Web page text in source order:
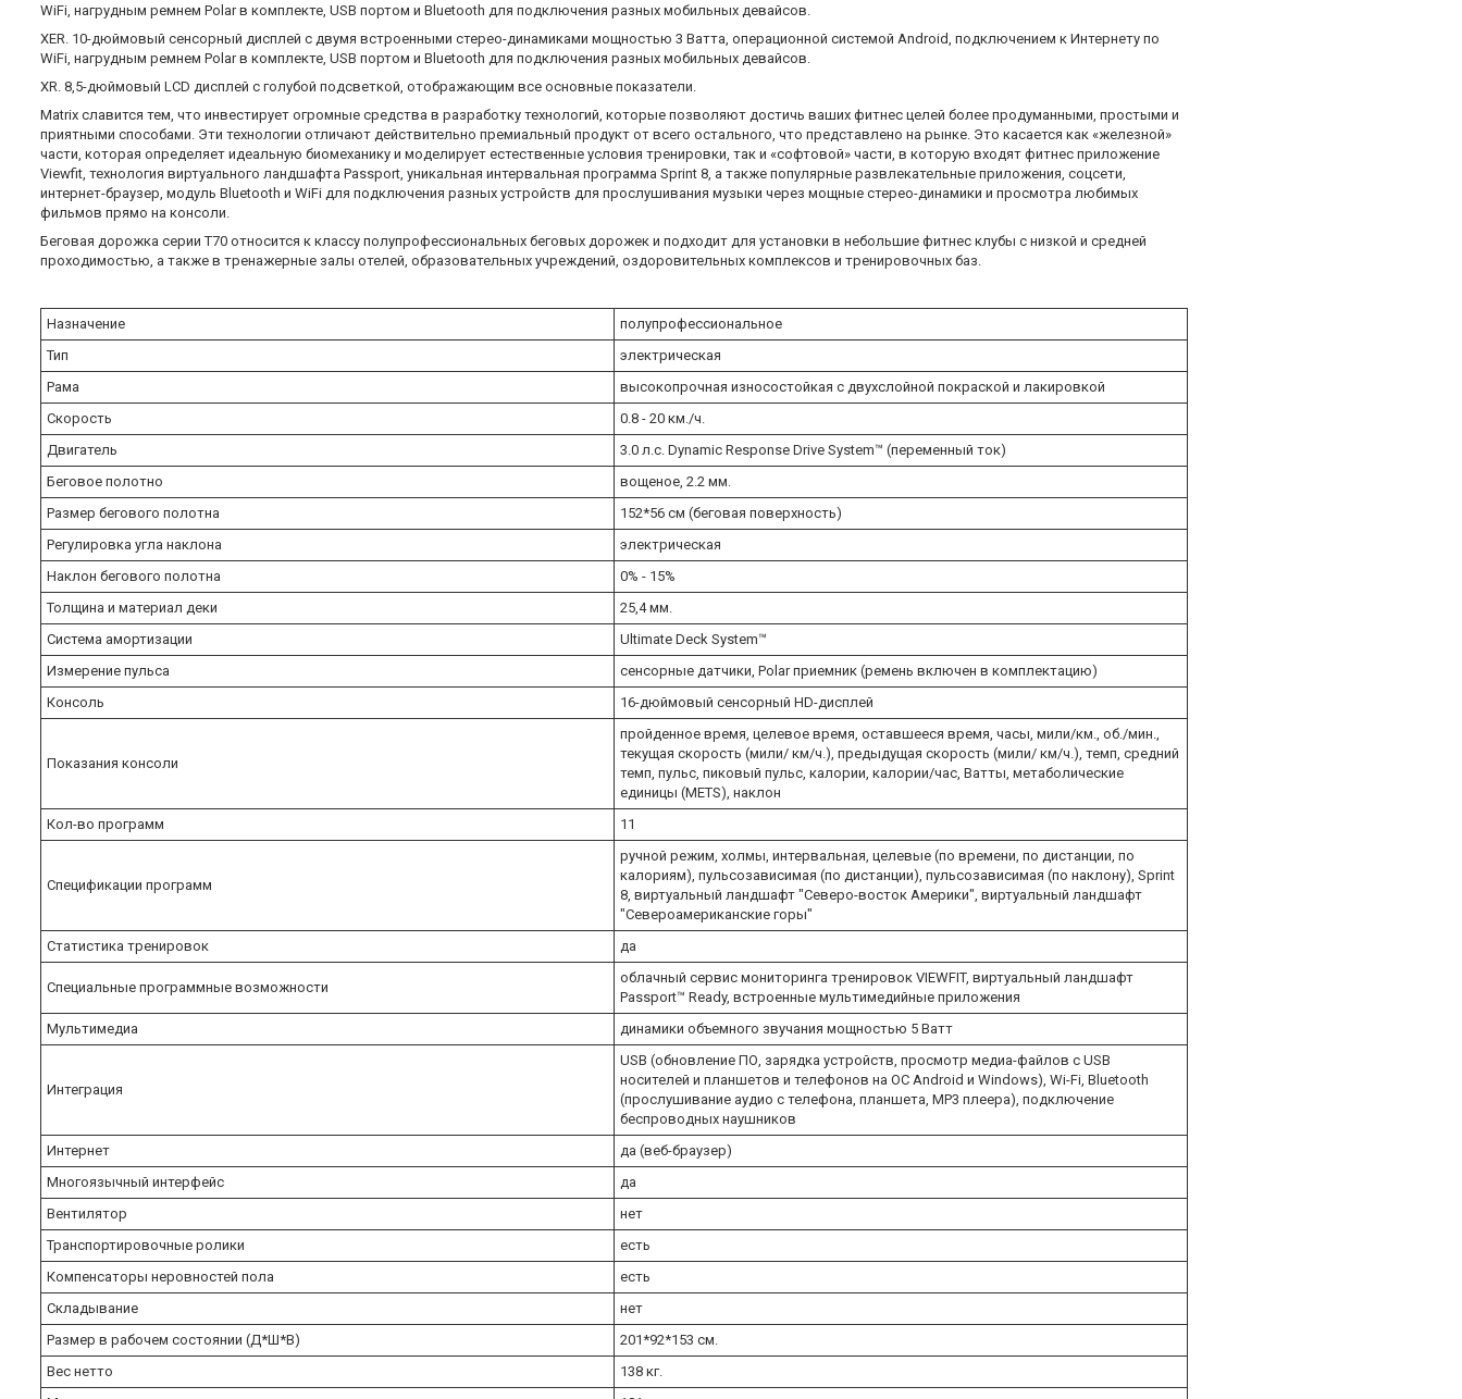
WiFi, нагрудным ремнем Polar в комплекте, USB портом и Bluetooth для подключения разных мобильных девайсов.
XER. 10-дюймовый сенсорный дисплей с двумя встроенными стерео-динамиками мощностью 3 Ватта, операционной системой Android, подключением к Интернету по
WiFi, нагрудным ремнем Polar в комплекте, USB портом и Bluetooth для подключения разных мобильных девайсов.
XR. 8,5-дюймовый LCD дисплей с голубой подсветкой, отображающим все основные показатели.
Matrix славится тем, что инвестирует огромные средства в разработку технологий, которые позволяют достичь ваших фитнес целей более продуманными, простыми и
приятными способами. Эти технологии отличают действительно премиальный продукт от всего остального, что представлено на рынке. Это касается как «железной»
части, которая определяет идеальную биомеханику и моделирует естественные условия тренировки, так и «софтовой» части, в которую входят фитнес приложение
Viewfit, технология виртуального ландшафта Passport, уникальная интервальная программа Sprint 8, а также популярные развлекательные приложения, соцсети,
интернет-браузер, модуль Bluetooth и WiFi для подключения разных устройств для прослушивания музыки через мощные стерео-динамики и просмотра любимых
фильмов прямо на консоли.
Беговая дорожка серии T70 относится к классу полупрофессиональных беговых дорожек и подходит для установки в небольшие фитнес клубы с низкой и средней
проходимостью, а также в тренажерные залы отелей, образовательных учреждений, оздоровительных комплексов и тренировочных баз.
Назначение
полупрофессиональное
Тип
электрическая
Рама
высокопрочная износостойкая с двухслойной покраской и лакировкой
Скорость
0.8 - 20 км./ч.
Двигатель
3.0 л.с. Dynamic Response Drive System™ (переменный ток)
Беговое полотно
вощеное, 2.2 мм.
Размер бегового полотна
152*56 см (беговая поверхность)
Регулировка угла наклона
электрическая
Наклон бегового полотна
0% - 15%
Толщина и материал деки
25,4 мм.
Система амортизации
Ultimate Deck System™
Измерение пульса
сенсорные датчики, Polar приемник (ремень включен в комплектацию)
Консоль
16-дюймовый сенсорный HD-дисплей
Показания консоли
пройденное время, целевое время, оставшееся время, часы, мили/км., об./мин.,
текущая скорость (мили/ км/ч.), предыдущая скорость (мили/ км/ч.), темп, средний
темп, пульс, пиковый пульс, калории, калории/час, Ватты, метаболические
единицы (METS), наклон
Кол-во программ
11
Спецификации программ
ручной режим, холмы, интервальная, целевые (по времени, по дистанции, по
калориям), пульсозависимая (по дистанции), пульсозависимая (по наклону), Sprint
8, виртуальный ландшафт "Северо-восток Америки", виртуальный ландшафт
"Североамериканские горы"
Статистика тренировок
да
Специальные программные возможности
облачный сервис мониторинга тренировок VIEWFIT, виртуальный ландшафт
Passport™ Ready, встроенные мультимедийные приложения
Мультимедиа
динамики объемного звучания мощностью 5 Ватт
Интеграция
USB (обновление ПО, зарядка устройств, просмотр медиа-файлов с USB
носителей и планшетов и телефонов на ОС Android и Windows), Wi-Fi, Bluetooth
(прослушивание аудио с телефона, планшета, MP3 плеера), подключение
беспроводных наушников
Интернет
да (веб-браузер)
Многоязычный интерфейс
да
Вентилятор
нет
Транспортировочные ролики
есть
Компенсаторы неровностей пола
есть
Складывание
нет
Размер в рабочем состоянии (Д*Ш*В)
201*92*153 см.
Вес нетто
138 кг.